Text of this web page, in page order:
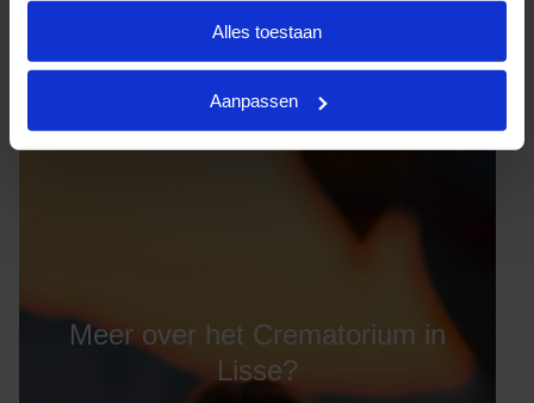
Alles toestaan
Aanpassen
Meer over het Crematorium in
Lisse?